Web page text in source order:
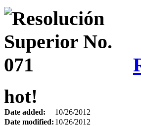
hot!
Date added:
10/26/2012
Date modified: 10/26/2012